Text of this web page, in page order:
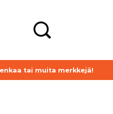
tai muita merkkejä!